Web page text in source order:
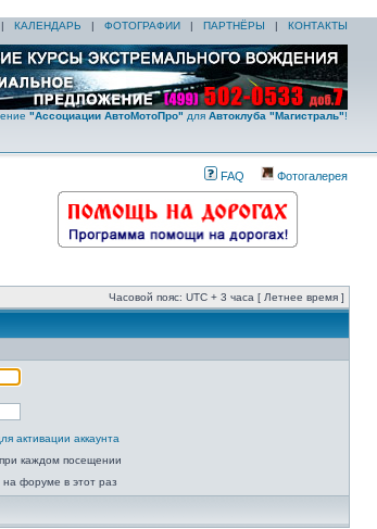
КАЛЕНДАРЬ | ФОТОГРАФИИ | ПАРТНЁРЫ | КОНТАКТЫ
"Ассоциации АвтоМотоПро" для Автоклуба "Магистраль"!
FAQ Фотогалерея
Часовой пояс: UTC + 3 часа [ Летнее время ]
активации аккаунта
каждом посещении
форуме в этот раз